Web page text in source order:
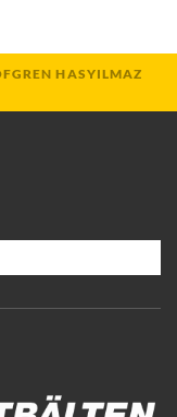
HASYILMAZ